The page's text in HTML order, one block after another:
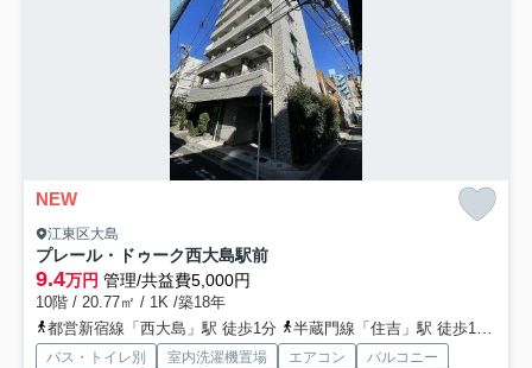
NEW
江東区大島
プレール・ドゥーク西大島駅前
9.4万円 管理/共益費5,000円
10階 / 20.77㎡ / 1K /築18年
都営新宿線「西大島」駅 徒歩1分
半蔵門線「住吉」駅 徒歩10分
バス・トイレ別 室内洗濯機置場 エアコン
バルコニー